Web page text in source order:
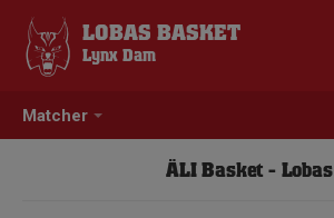
Matcher
LOBAS BASKET
Lynx Dam
ÄLI Basket - Lobas